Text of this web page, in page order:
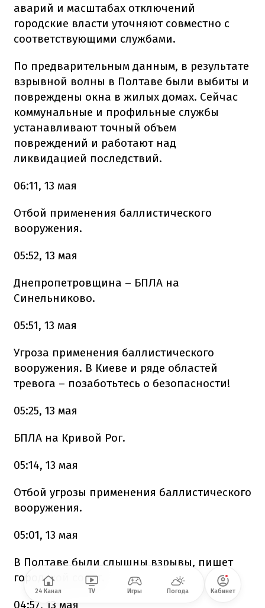
аварий и масштабах отключений
городские власти уточняют совместно с
соответствующими службами.
По предварительным данным, в результате
взрывной волны в Полтаве были выбиты и
повреждены окна в жилых домах. Сейчас
коммунальные и профильные службы
устанавливают точный объем
повреждений и работают над
ликвидацией последствий.
06:11, 13 мая
Отбой применения баллистического
вооружения.
05:52, 13 мая
Днепропетровщина – БПЛА на
Синельниково.
05:51, 13 мая
Угроза применения баллистического
вооружения. В Киеве и ряде областей
тревога – позаботьтесь о безопасности!
05:25, 13 мая
БПЛА на Кривой Рог.
05:14, 13 мая
Отбой угрозы применения баллистического
вооружения.
05:01, 13 мая
В Полтаве были слышны взрывы, пишет
городской совет.
04:57, 13 мая
24 Канал TV Игры Погода Кабинет